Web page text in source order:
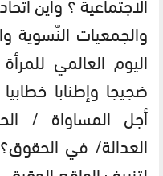
والجمعيات النّسوية
اليوم العالمي
ضجيجا وإطنابا
أجل المساواة /
العدالة/ في